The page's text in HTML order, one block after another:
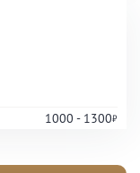
1000 - 1300